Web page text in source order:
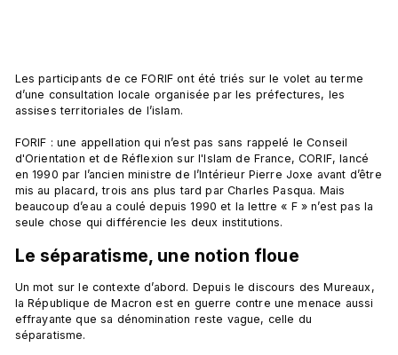
Les participants de ce FORIF ont été triés sur le volet au terme
d’une consultation locale organisée par les préfectures, les
assises territoriales de l’islam.
FORIF : une appellation qui n’est pas sans rappelé le Conseil
d'Orientation et de Réflexion sur l'Islam de France, CORIF, lancé
en 1990 par l’ancien ministre de l’Intérieur Pierre Joxe avant d’être
mis au placard, trois ans plus tard par Charles Pasqua. Mais
beaucoup d’eau a coulé depuis 1990 et la lettre « F » n’est pas la
Le séparatisme, une notion floue
Un mot sur le contexte d’abord. Depuis le discours des Mureaux,
la République de Macron est en guerre contre une menace aussi
effrayante que sa dénomination reste vague, celle du
séparatisme.